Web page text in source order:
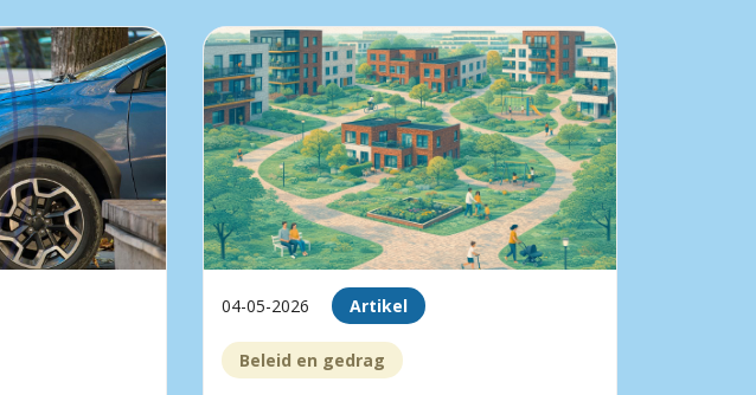
04-05-2026 Artikel
Beleid en gedrag